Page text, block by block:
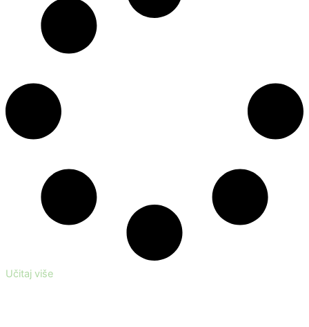
Učitaj više